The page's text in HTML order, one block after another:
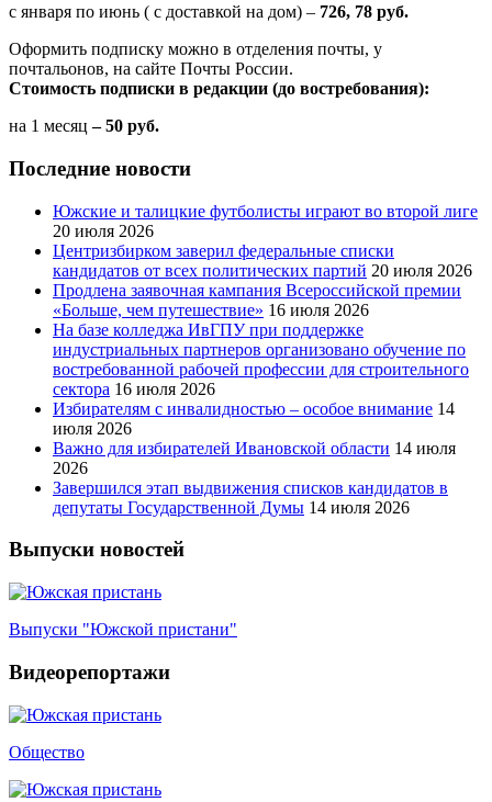
с января по июнь ( с доставкой на дом) – 726, 78 руб.
Оформить подписку можно в отделения почты, у
почтальонов, на сайте Почты России.
Стоимость подписки в редакции (до востребования):
на 1 месяц – 50 руб.
Последние новости
Южские и талицкие футболисты играют во второй лиге
20 июля 2026
Центризбирком заверил федеральные списки
кандидатов от всех политических партий 20 июля 2026
Продлена заявочная кампания Всероссийской премии
«Больше, чем путешествие» 16 июля 2026
На базе колледжа ИвГПУ при поддержке
индустриальных партнеров организовано обучение по
востребованной рабочей профессии для строительного
сектора 16 июля 2026
Избирателям с инвалидностью – особое внимание 14
июля 2026
Важно для избирателей Ивановской области 14 июля
2026
Завершился этап выдвижения списков кандидатов в
депутаты Государственной Думы 14 июля 2026
Выпуски новостей
Выпуски "Южской пристани"
Видеорепортажи
Общество